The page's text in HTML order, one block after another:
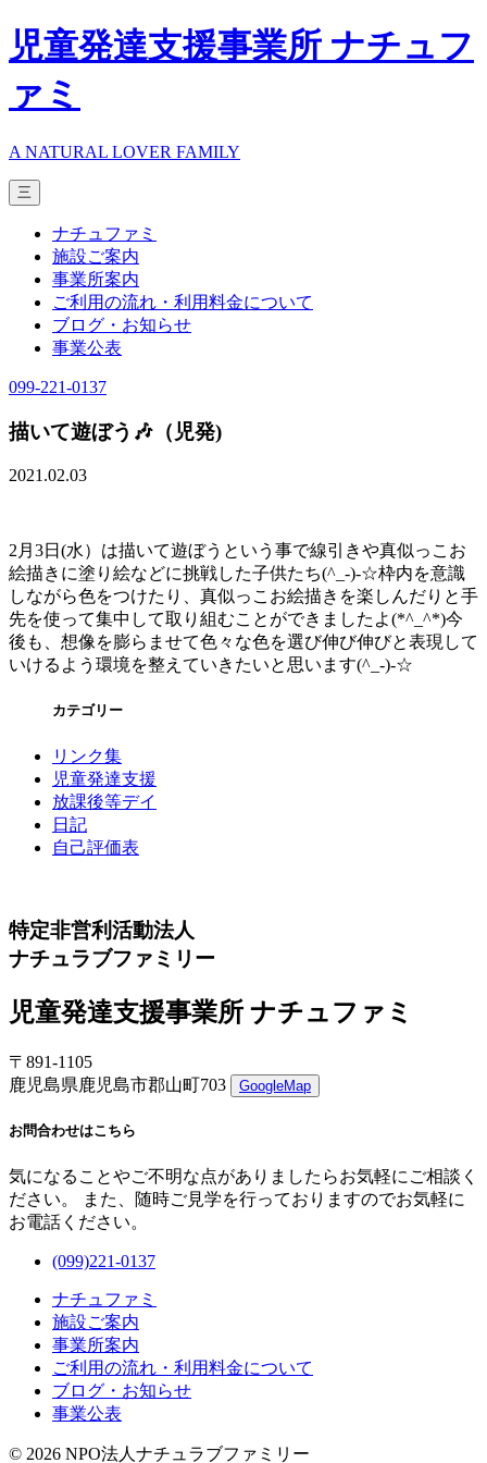
児童発達支援事業所 ナチュフ
ァミ
A NATURAL LOVER FAMILY
三
ナチュファミ
施設ご案内
事業所案内
ご利用の流れ・利用料金について
ブログ・お知らせ
事業公表
099-221-0137
描いて遊ぼう🎶（児発)
2021.02.03
2月3日(水）は描いて遊ぼうという事で線引きや真似っこお
絵描きに塗り絵などに挑戦した子供たち(^_-)-☆枠内を意識
しながら色をつけたり、真似っこお絵描きを楽しんだりと手
先を使って集中して取り組むことができましたよ(*^_^*)今
後も、想像を膨らませて色々な色を選び伸び伸びと表現して
いけるよう環境を整えていきたいと思います(^_-)-☆
カテゴリー
リンク集
児童発達支援
放課後等デイ
日記
自己評価表
特定非営利活動法人
ナチュラブファミリー
児童発達支援事業所 ナチュファミ
〒891-1105
鹿児島県鹿児島市郡山町703
GoogleMap
お問合わせはこちら
気になることやご不明な点がありましたらお気軽にご相談く
ださい。 また、随時ご見学を行っておりますのでお気軽に
お電話ください。
(099)221-0137
ナチュファミ
施設ご案内
事業所案内
ご利用の流れ・利用料金について
ブログ・お知らせ
事業公表
© 2026 NPO法人ナチュラブファミリー